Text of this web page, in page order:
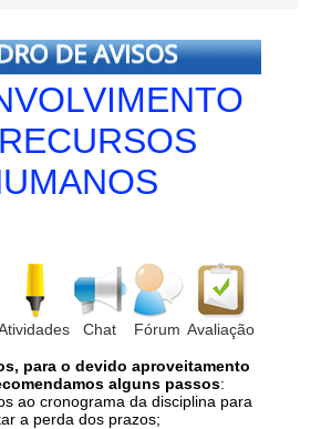
Chat Fórum Avaliação
para o devido aproveitamento
alguns passos:
ao cronograma da disciplina para
a perda dos prazos;